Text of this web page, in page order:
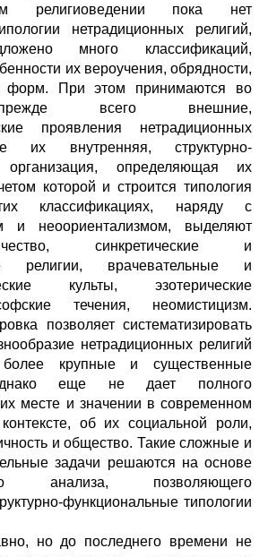
религиоведении пока нет
нетрадиционных религий,
много классификаций,
их вероучения, обрядности,
форм. При этом принимаются во
всего внешние,
проявления нетрадиционных
внутренняя, структурно-
организация, определяющая их
которой и строится типология
классификациях, наряду с
и неоориентализмом, выделяют
синкретические и
религии, врачевательные и
культы, эзотерические
течения, неомистицизм.
позволяет систематизировать
нетрадиционных религий
крупные и существенные
еще не дает полного
месте и значении в современном
контексте, об их социальной роли,
и общество. Такие сложные и
задачи решаются на основе
анализа, позволяющего
функциональные типологии
но до последнего времени не